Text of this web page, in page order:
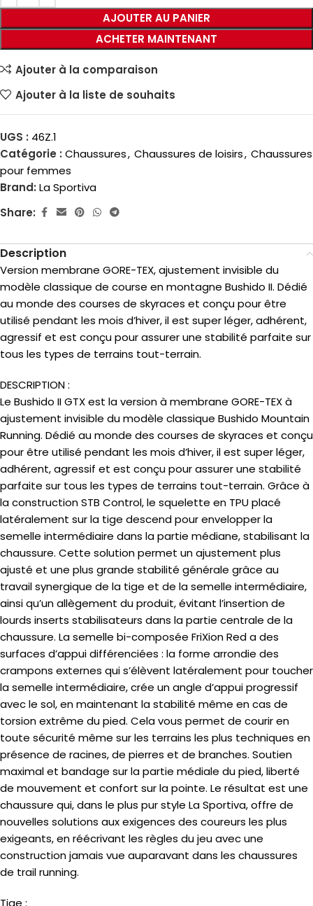
AJOUTER AU PANIER
ACHETER MAINTENANT
Ajouter à la comparaison
Ajouter à la liste de souhaits
UGS : 46Z.1
Catégorie : Chaussures, Chaussures de loisirs, Chaussures
pour femmes
Brand: La Sportiva
Share:
Description
Version membrane GORE-TEX, ajustement invisible du
modèle classique de course en montagne Bushido II. Dédié
au monde des courses de skyraces et conçu pour être
utilisé pendant les mois d’hiver, il est super léger, adhérent,
agressif et est conçu pour assurer une stabilité parfaite sur
tous les types de terrains tout-terrain.
DESCRIPTION :
Le Bushido II GTX est la version à membrane GORE-TEX à
ajustement invisible du modèle classique Bushido Mountain
Running. Dédié au monde des courses de skyraces et conçu
pour être utilisé pendant les mois d’hiver, il est super léger,
adhérent, agressif et est conçu pour assurer une stabilité
parfaite sur tous les types de terrains tout-terrain. Grâce à
la construction STB Control, le squelette en TPU placé
latéralement sur la tige descend pour envelopper la
semelle intermédiaire dans la partie médiane, stabilisant la
chaussure. Cette solution permet un ajustement plus
ajusté et une plus grande stabilité générale grâce au
travail synergique de la tige et de la semelle intermédiaire,
ainsi qu’un allègement du produit, évitant l’insertion de
lourds inserts stabilisateurs dans la partie centrale de la
chaussure. La semelle bi-composée FriXion Red a des
surfaces d’appui différenciées : la forme arrondie des
crampons externes qui s’élèvent latéralement pour toucher
la semelle intermédiaire, crée un angle d’appui progressif
avec le sol, en maintenant la stabilité même en cas de
torsion extrême du pied. Cela vous permet de courir en
toute sécurité même sur les terrains les plus techniques en
présence de racines, de pierres et de branches. Soutien
maximal et bandage sur la partie médiale du pied, liberté
de mouvement et confort sur la pointe. Le résultat est une
chaussure qui, dans le plus pur style La Sportiva, offre de
nouvelles solutions aux exigences des coureurs les plus
exigeants, en réécrivant les règles du jeu avec une
construction jamais vue auparavant dans les chaussures
de trail running.